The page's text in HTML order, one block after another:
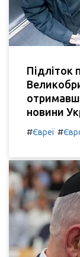
Підліток
новини
#Євреї #